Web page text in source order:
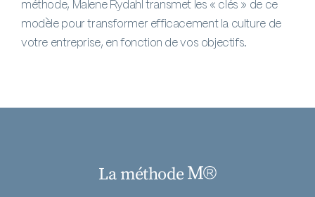
méthode, Malene Rydahl transmet les « clés » de ce
modèle pour transformer efficacement la culture de
votre entreprise, en fonction de vos objectifs.
La méthode